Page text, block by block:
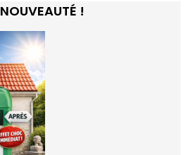
NOUVEAUTÉ !